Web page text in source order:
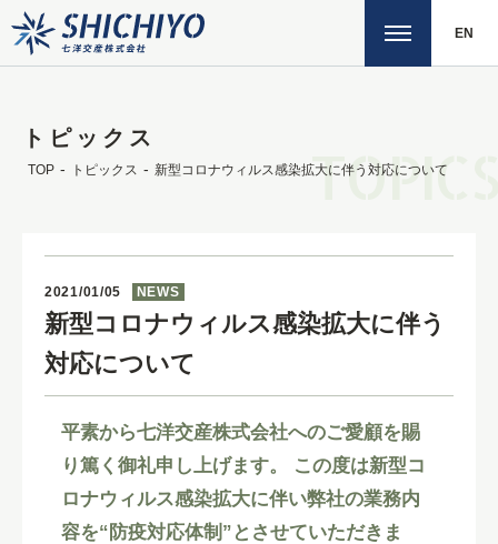
EN
トピックス
TOPICS
TOP トピックス 新型コロナウィルス感染拡大に伴う対応について
2021/01/05 NEWS
新型コロナウィルス感染拡大に伴う
対応について
平素から七洋交産株式会社へのご愛顧を賜
り篤く御礼申し上げます。 この度は新型コ
ロナウィルス感染拡大に伴い弊社の業務内
容を“防疫対応体制”とさせていただきま